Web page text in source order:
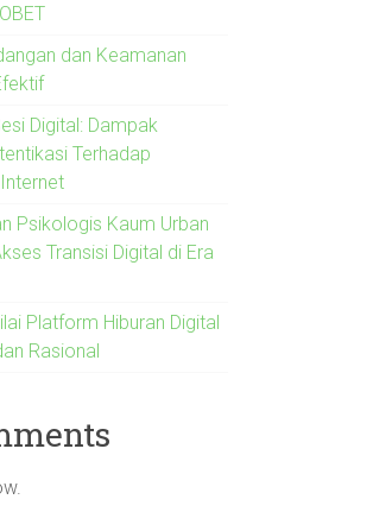
dan Keamanan
Digital: Dampak
Terhadap
Psikologis Kaum Urban
Transisi Digital di Era
Platform Hiburan Digital
Rasional